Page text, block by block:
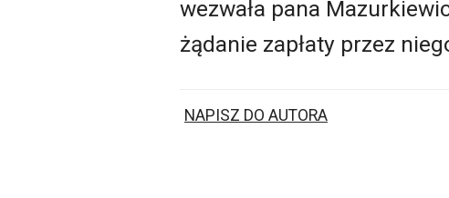
wezwała pana
żądanie zapłaty przez
NAPISZ DO AUTORA